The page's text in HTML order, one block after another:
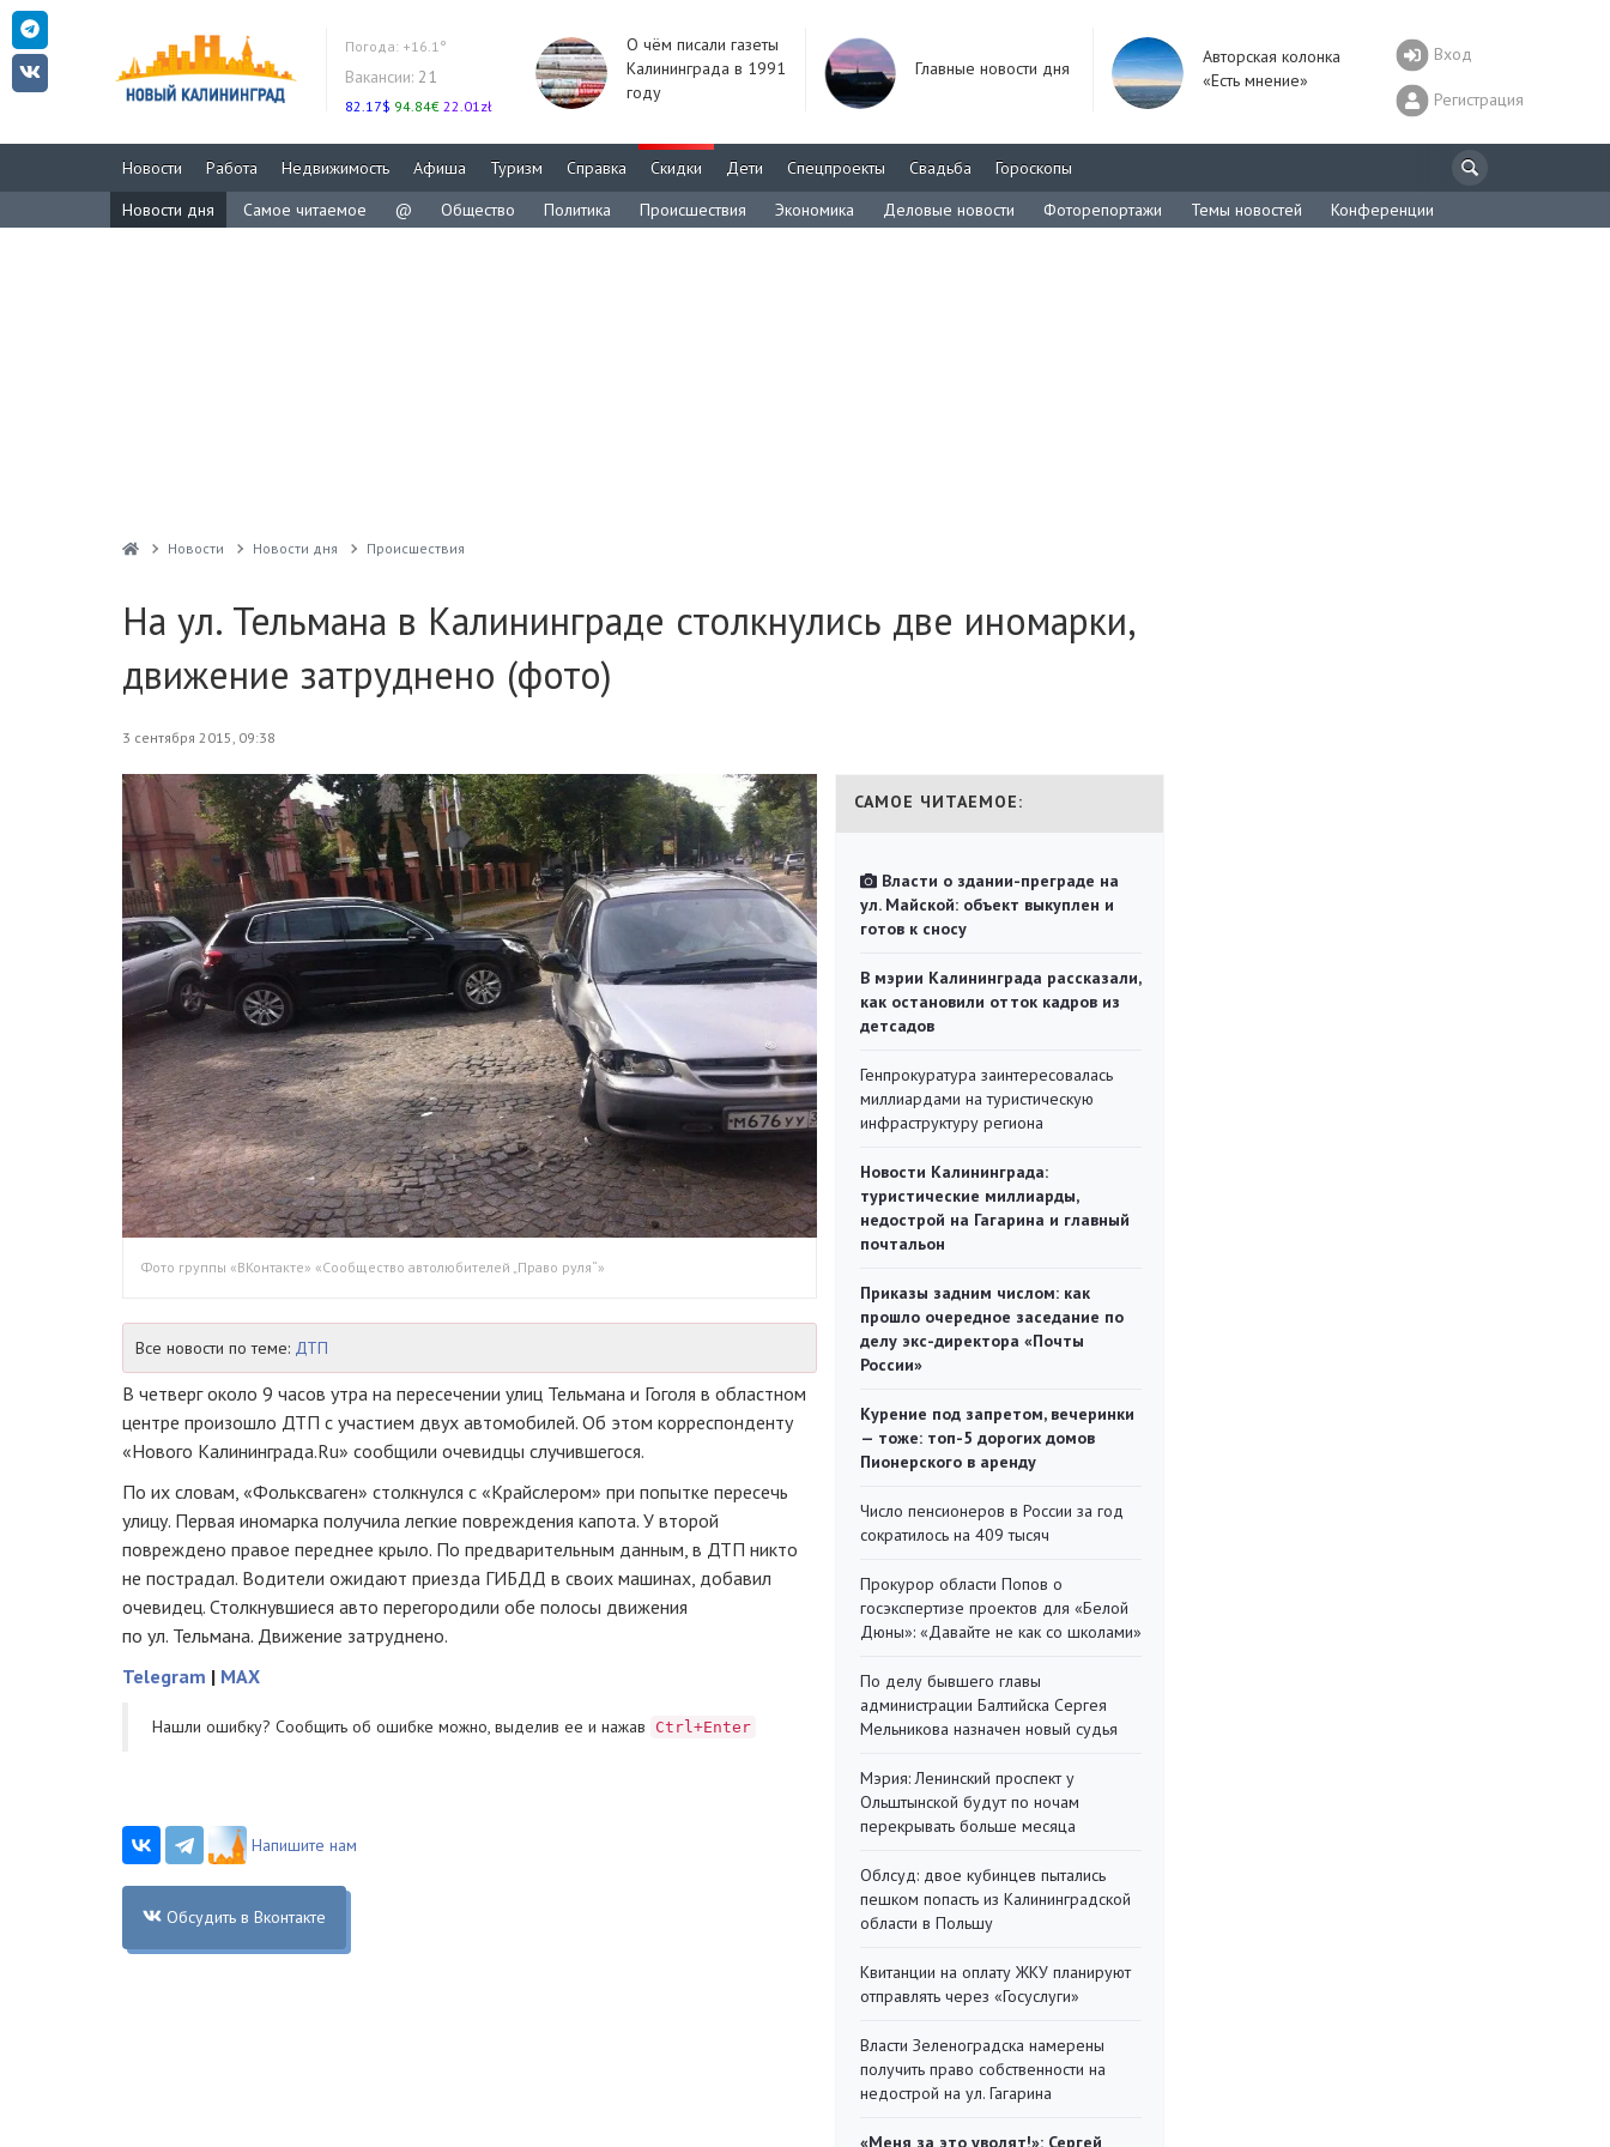
Погода: +16.1°
Вакансии: 21
82.17$ 94.84€ 22.01zł
О чём писали газеты
Калининграда в 1991
году
Главные новости дня
Авторская колонка
«Есть мнение»
Вход
Регистрация
Новости Работа Недвижимость Афиша Туризм Справка Скидки Дети Спецпроекты Свадьба
Гороскопы
Новости дня
Самое читаемое @ Общество Политика Происшествия Экономика Деловые новости Фоторепортажи Темы новостей Конференции
Новости Новости дня Проиcшествия
На ул. Тельмана в Калининграде столкнулись две иномарки,
движение затруднено (фото)
3 сентября 2015, 09:38
Фото группы «ВКонтакте» «Сообщество автолюбителей „Право руля“»
Все новости по теме: ДТП
В четверг около 9 часов утра на пересечении улиц Тельмана и Гоголя в областном
центре произошло ДТП с участием двух автомобилей. Об этом корреспонденту
«Нового Калининграда.Ru» сообщили очевидцы случившегося.
По их словам, «Фольксваген» столкнулся с «Крайслером» при попытке пересечь
улицу. Первая иномарка получила легкие повреждения капота. У второй
повреждено правое переднее крыло. По предварительным данным, в ДТП никто
не пострадал. Водители ожидают приезда ГИБДД в своих машинах, добавил
очевидец. Столкнувшиеся авто перегородили обе полосы движения
по ул. Тельмана. Движение затруднено.
Telegram | MAX
Нашли ошибку? Cообщить об ошибке можно, выделив ее и нажав Ctrl+Enter
Напишите нам
Обсудить в Вконтакте
САМОЕ ЧИТАЕМОЕ:
Власти о здании-преграде на
ул. Майской: объект выкуплен и
готов к сносу
В мэрии Калининграда рассказали,
как остановили отток кадров из
детсадов
Генпрокуратура заинтересовалась
миллиардами на туристическую
инфраструктуру региона
Новости Калининграда:
туристические миллиарды,
недострой на Гагарина и главный
почтальон
Приказы задним числом: как
прошло очередное заседание по
делу экс-директора «Почты
России»
Курение под запретом, вечеринки
— тоже: топ-5 дорогих домов
Пионерского в аренду
Число пенсионеров в России за год
сократилось на 409 тысяч
Прокурор области Попов о
госэкспертизе проектов для «Белой
Дюны»: «Давайте не как со школами»
По делу бывшего главы
администрации Балтийска Сергея
Мельникова назначен новый судья
Мэрия: Ленинский проспект у
Ольштынской будут по ночам
перекрывать больше месяца
Облсуд: двое кубинцев пытались
пешком попасть из Калининградской
области в Польшу
Квитанции на оплату ЖКУ планируют
отправлять через «Госуслуги»
Власти Зеленоградска намерены
получить право собственности на
недострой на ул. Гагарина
«Меня за это уволят!»: Сергей